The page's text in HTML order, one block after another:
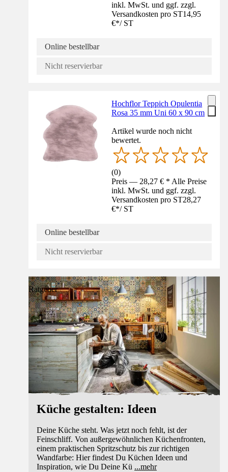
inkl. MwSt. und ggf. zzgl.
Versandkosten pro ST14,95
€*/ ST
Online bestellbar
Nicht reservierbar
Hochflor Teppich Opulentia
Rosa 35 mm Uni 60 x 90 cm
Artikel wurde noch nicht
bewertet.
(0)
Preis — 28,27 € * Alle Preise
inkl. MwSt. und ggf. zzgl.
Versandkosten pro ST28,27
€*/ ST
Online bestellbar
Nicht reservierbar
Ratgeber
Küche gestalten: Ideen
Deine Küche steht. Was jetzt noch fehlt, ist der
Feinschliff. Von außergewöhnlichen Küchenfronten,
einem praktischen Spritzschutz bis zur richtigen
Wandfarbe: Hier findest Du Küchen Ideen und
Inspiration, wie Du Deine Kü ...mehr